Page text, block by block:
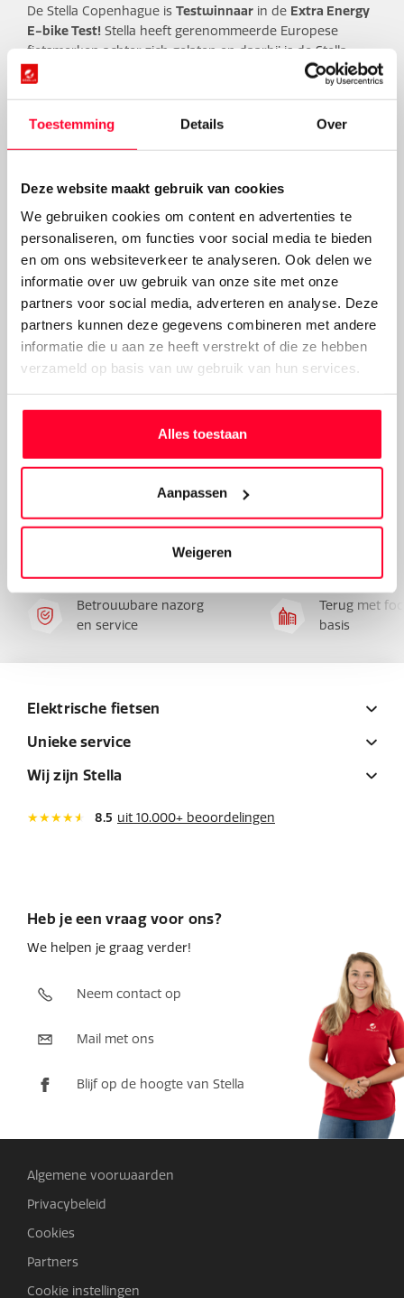
Toestemming Details Over
Deze website maakt gebruik van cookies
We gebruiken cookies om content en advertenties te
personaliseren, om functies voor social media te bieden
en om ons websiteverkeer te analyseren. Ook delen we
informatie over uw gebruik van onze site met onze
partners voor social media, adverteren en analyse. Deze
partners kunnen deze gegevens combineren met andere
informatie die u aan ze heeft verstrekt of die ze hebben
verzameld op basis van uw gebruik van hun services.
Alles toestaan
Aanpassen
Weigeren
De Stella Copenhague is Testwinnaar in de Extra Energy
E-bike Test! Stella heeft gerenommeerde Europese
fietsmerken achter zich gelaten en daarbij is de Stella
Copenhague als allerbeste uit de e-bike test gekomen. De
Stella Arturo Steps is bestempeld als 'Very Good'! Beide e-
Stella Copenhague -
Testwinnaar!
DeStella Copenhagueis in de Extra Energy E-bike Test
alsprijswinnaaruit de 'classic' E-bike Test gekomen.
Hierbij heeft de Stella Copenhague veel Europese
elektrische fietsen achter zich gelaten. Om deze prijs in de
wacht te slepen, is de Copenhague onderworpen aan
twee intensieve testfases.
Stella Arturo Steps - Very
is in de Extra Energy E-bike Test
bekroond met het predicaat 'Very Good'! Ook de Arturo
doorstaan en is daar uitgekomen als '
Betrouwbare nazorg
en service
Terug met
basis
Elektrische fietsen
Unieke service
Wij zijn Stella
Heb je een vraag voor ons?
We helpen je graag verder!
Neem contact op
Mail met ons
Blijf op de hoogte van Stella
8.5 uit 10.000+ beoordelingen
Algemene voorwaarden
Privacybeleid
Cookies
Partners
Cookie instellingen